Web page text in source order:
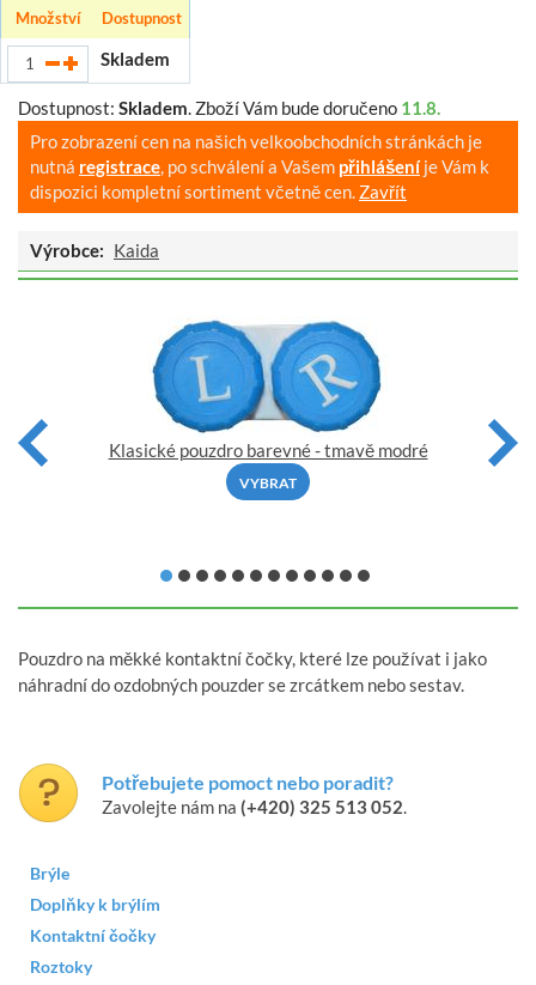
Množství Dostupnost
Skladem
Dostupnost: Skladem Zboží Vám bude doručeno 11.8.
Pro zobrazení cen na našich velkoobchodních stránkách je
nutná registrace , po schválení a Vašem přihlášeníje Vám k
dispozici kompletní sortiment včetně cen. Zavřít
Výrobce: Kaida
Klasické pouzdro barevné - tmavě modré
VYBRAT
Pouzdro na měkké kontaktní čočky, které lze používat i jako
náhradní do ozdobných pouzder se zrcátkem nebo sestav.
Potřebujete pomoct nebo poradit?
Zavolejte nám na (+420) 325 513 052
Brýle
Doplňky k brýlím
Kontaktní čočky
Roztoky